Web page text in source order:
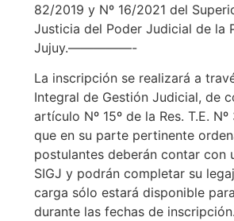
82/2019 y Nº 16/2021 del
Justicia del Poder Judicial de la
Jujuy.—————-
La inscripción se realizará a
Integral de Gestión Judicial, de
artículo Nº 15º de la Res. T.E.
que en su parte pertinente
postulantes deberán contar con
SIGJ y podrán completar su
carga sólo estará disponible
durante las fechas de